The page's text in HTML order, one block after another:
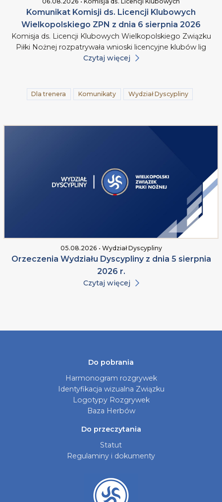
Komunikat Komisji ds. Licencji Klubowych
Wielkopolskiego ZPN z dnia 6 sierpnia 2026
Komisja ds. Licencji Klubowych Wielkopolskiego Związku
Piłki Nożnej rozpatrywała wnioski licencyjne klubów lig
Czytaj więcej
Dla trenera Komunikaty Wydział Dyscypliny
05.08.2026 • Wydział Dyscypliny
Orzeczenia Wydziału Dyscypliny z dnia 5 sierpnia
2026 r.
Czytaj więcej
Do pobrania
Harmonogram rozgrywek
Identyfikacja wizualna Związku
Logotypy Rozgrywek
Baza Herbów
Do przeczytania
Statut
Regulaminy i dokumenty